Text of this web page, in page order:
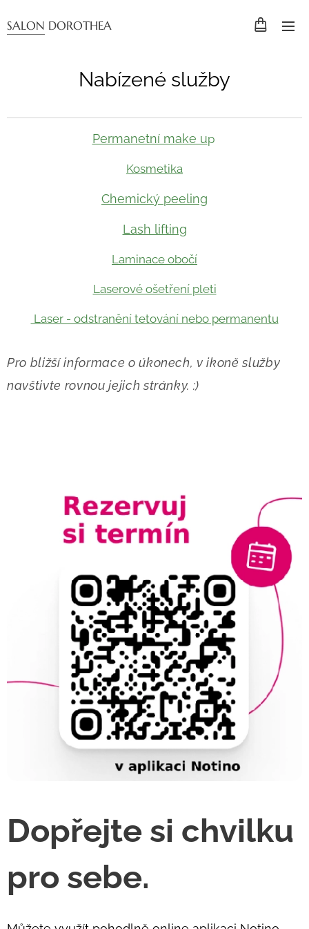
SALON DOROTHEA
Nabízené služby
Permanetní make up
Kosmetika
Chemický peeling
Lash lifting
Laminace obočí
Laserové ošetření pleti
Laser - odstranění tetování nebo permanentu
Pro bližší informace o úkonech, v ikoně služby
navštivte rovnou jejich stránky. :)
Dopřejte si chvilku
pro sebe.